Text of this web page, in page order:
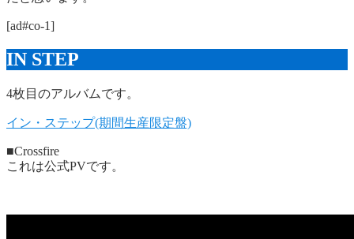
[ad#co-1]
IN STEP
4枚目のアルバムです。
イン・ステップ(期間生産限定盤)
■Crossfire
これは公式PVです。